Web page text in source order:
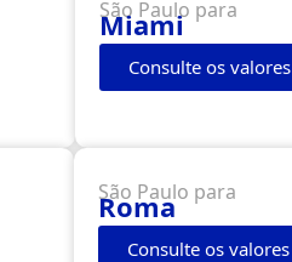
São Paulo para
Miami
Consulte os valores
São Paulo para
Roma
Consulte os valores